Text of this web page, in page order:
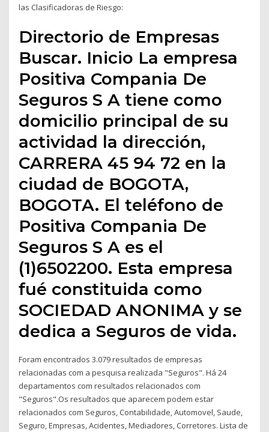
las Clasificadoras de Riesgo:
Directorio de Empresas
Buscar. Inicio La empresa
Positiva Compania De
Seguros S A tiene como
domicilio principal de su
actividad la dirección,
CARRERA 45 94 72 en la
ciudad de BOGOTA,
BOGOTA. El teléfono de
Positiva Compania De
Seguros S A es el
(1)6502200. Esta empresa
fué constituida como
SOCIEDAD ANONIMA y se
dedica a Seguros de vida.
Foram encontrados 3.079 resultados de empresas
relacionadas com a pesquisa realizada "Seguros". Há 24
departamentos com resultados relacionados com
"Seguros".Os resultados que aparecem podem estar
relacionados com Seguros, Contabilidade, Automovel, Saude,
Seguro, Empresas, Acidentes, Mediadores, Corretores. Lista de